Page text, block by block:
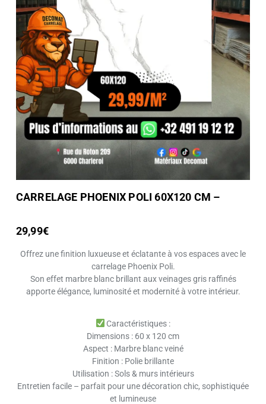
CARRELAGE PHOENIX POLI 60X120 CM –
29,99€
Offrez une finition luxueuse et éclatante à vos espaces avec le
carrelage Phoenix Poli.
Son effet marbre blanc brillant aux veinages gris raffinés
apporte élégance, luminosité et modernité à votre intérieur.
Caractéristiques :
Dimensions : 60 x 120 cm
Aspect : Marbre blanc veiné
Finition : Polie brillante
Utilisation : Sols & murs intérieurs
Entretien facile – parfait pour une décoration chic, sophistiquée
et lumineuse